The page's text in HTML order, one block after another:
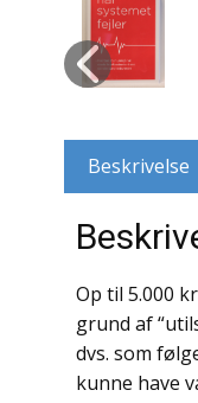
Jernbaner
Krige /
Krop /
Kunst
Beskrivelse
Op til 5.000
grund af
dvs. som
kunne have